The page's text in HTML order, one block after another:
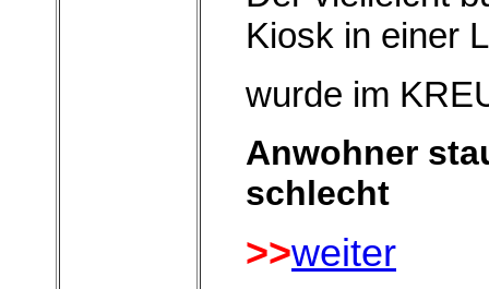
Kiosk in einer
wurde im
Anwohner
schlecht
>>weiter